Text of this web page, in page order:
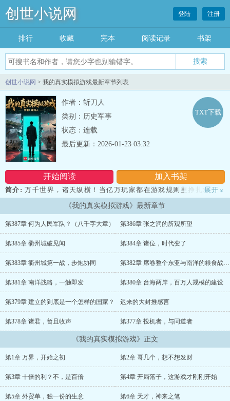
创世小说网 登陆 注册
排行 收藏 完本 阅读记录 书架
创世小说网 > 我的真实模拟游戏最新章节列表
作者：斩刀人
类别：历史军事
状态：连载
开始阅读 加入书架
TXT下载
最后更新：2026-01-23 03:32
简介: 万千世界，诸天纵横！当亿万玩家都在游戏规则里挣扎求生，
你已站在维度之上，俯瞰全局。 来到1990，当别人都在南下淘金，
当二道贩子之时，只有你把目光放在了海外，用格瓦斯撬动了苏联的
飞机订单。 大清沉沦，殖民大战，当玩家忙着站队争霸，你已经在
群雄并起。玩家成为了肆虐历史的伟力，只有你举起了 “大明可
亡，天下不可亡”的旗号，以铁血重铸汉家河山。水浒仙侠，魔星乱
世。 一百零八张文身刺青，玩家们争抢顶级账号，干翻这鸟天下，
只有你选择弃武从文，走入东京，考取状元，再造了这大宋仙朝从神
话三国到西游伏魔，从封神杀劫到……每一次开局都是对命运副本的
绝对颠覆。 万千世界，无限可能。你的选择，即是传奇！...
展开 »
《我的真实模拟游戏》最新章节
第387章 何为人民军队？（八千字大章） 第386章 张之洞的所观所望
第385章 衢州城破见闻 第384章 诸位，时代变了
第383章 衢州城第一战，步炮协同 第382章 席卷整个东亚与南洋的粮食战争（六千字）
第381章 南洋战略，一触即发 第380章 台海两岸，百万人规模的建设
第379章 建立的到底是一个怎样的国家？ 迟来的大封推感言
第378章 诸君，暂且收声 第377章 投机者，与同道者
《我的真实模拟游戏》正文
第1章 万界，开始之初 第2章 哥几个，想不想发财
第3章 十倍的利？不，是百倍 第4章 开局落子，这游戏才刚刚开始
第5章 外贸单，独一份的生意 第6章 天才，神来之笔